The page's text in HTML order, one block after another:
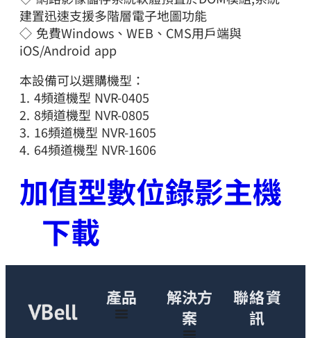
建置迅速支援多階層電子地圖功能
◇ 免費Windows、WEB、CMS用戶端與
iOS/Android app
本設備可以選購機型：
1. 4頻道機型 NVR-0405
2. 8頻道機型 NVR-0805
3. 16頻道機型 NVR-1605
4. 64頻道機型 NVR-1606
加值型數位錄影主機
下載
產品
解決方
案
聯絡資
訊